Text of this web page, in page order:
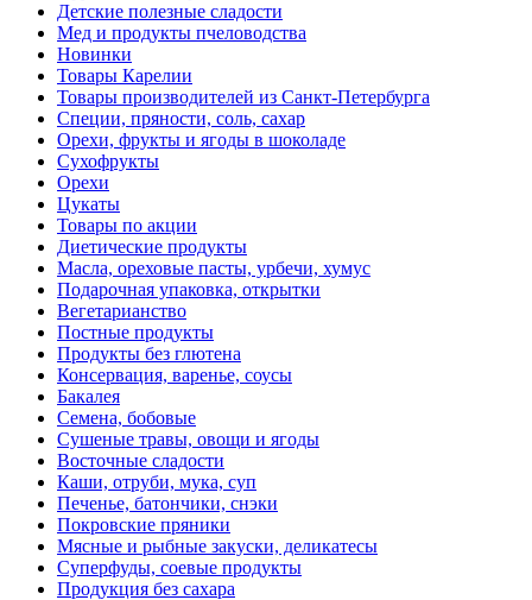
Детские полезные сладости
Мед и продукты пчеловодства
Новинки
Товары Карелии
Товары производителей из Санкт-Петербурга
Специи, пряности, соль, сахар
Орехи, фрукты и ягоды в шоколаде
Сухофрукты
Орехи
Цукаты
Товары по акции
Диетические продукты
Масла, ореховые пасты, урбечи, хумус
Подарочная упаковка, открытки
Вегетарианство
Постные продукты
Продукты без глютена
Консервация, варенье, соусы
Бакалея
Семена, бобовые
Сушеные травы, овощи и ягоды
Восточные сладости
Каши, отруби, мука, суп
Печенье, батончики, снэки
Покровские пряники
Мясные и рыбные закуски, деликатесы
Суперфуды, соевые продукты
Продукция без сахара